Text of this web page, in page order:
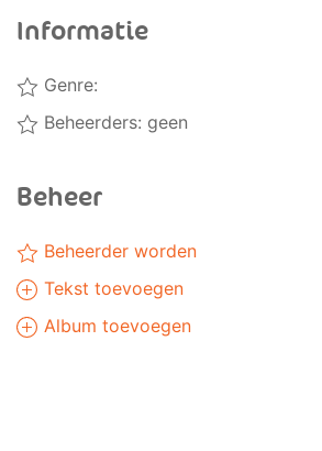
Informatie
Genre:
Beheerders: geen
Beheer
Beheerder worden
Tekst toevoegen
Album toevoegen